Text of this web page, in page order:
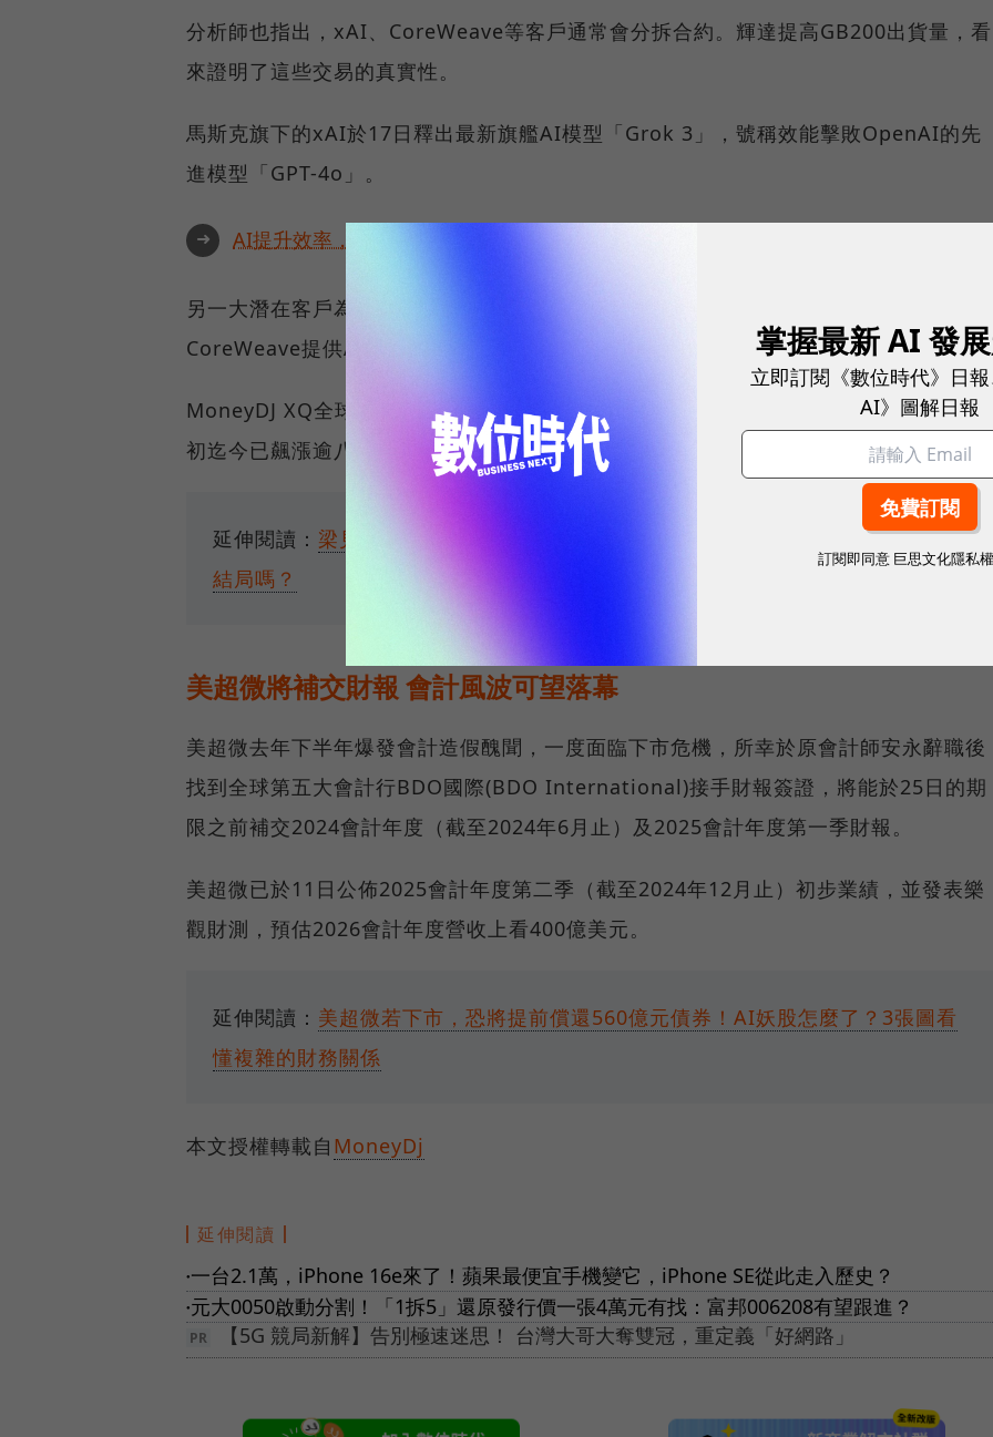
分析師也指出，xAI、CoreWeave等客戶通常會分拆合約。輝達提高GB200出貨量，看
來證明了這些交易的真實性。
馬斯克旗下的xAI於17日釋出最新旗艦AI模型「Grok 3」，號稱效能擊敗OpenAI的先
進模型「GPT-4o」。
➜ AI提升效率，永續決定未來！全球永續指標企業認證☀️100 MVP等你角逐雙獎榮譽
另一大潛在客戶為未上市的雲端基礎設施供應新創商CoreWeave；戴爾上月宣佈取得
CoreWeave提供AI伺服器的訂單，但未透露細節。
MoneyDJ XQ全球贏家系統報價顯示，美超微股價18日勁漲16.49%，收55.80美元；年
初迄今已飆漲逾八成，漲幅居標普500指數之冠。
延伸閱讀： 梁見後家族一圖看懂！美超微AI生態系背後藏管理黑洞，會走向這兩大
結局嗎？
美超微將補交財報 會計風波可望落幕
美超微去年下半年爆發會計造假醜聞，一度面臨下市危機，所幸於原會計師安永辭職後
找到全球第五大會計行BDO國際(BDO International)接手財報簽證，將能於25日的期
限之前補交2024會計年度（截至2024年6月止）及2025會計年度第一季財報。
美超微已於11日公佈2025會計年度第二季（截至2024年12月止）初步業績，並發表樂
觀財測，預估2026會計年度營收上看400億美元。
延伸閱讀： 美超微若下市，恐將提前償還560億元債券！AI妖股怎麼了？3張圖看
懂複雜的財務關係
本文授權轉載自 MoneyDj
延伸閱讀
● 一台2.1萬，iPhone 16e來了！蘋果最便宜手機變它，iPhone SE從此走入歷史？
● 元大0050啟動分割！「1拆5」還原發行價一張4萬元有找：富邦006208有望跟進？
【5G 競局新解】告別極速迷思！ 台灣大哥大奪雙冠，重定義「好網路」
掌握最新 AI 發
立即訂閱《數位時代》日
AI》圖解日報
訂閱即同意 巨思文化隱私